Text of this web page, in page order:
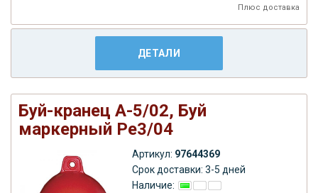
Плюс доставка
ДЕТАЛИ
Буй-кранец А-5/02, Буй
маркерный Ре3/04
Артикул: 97644369
Срок доставки: 3-5 дней
Наличие: